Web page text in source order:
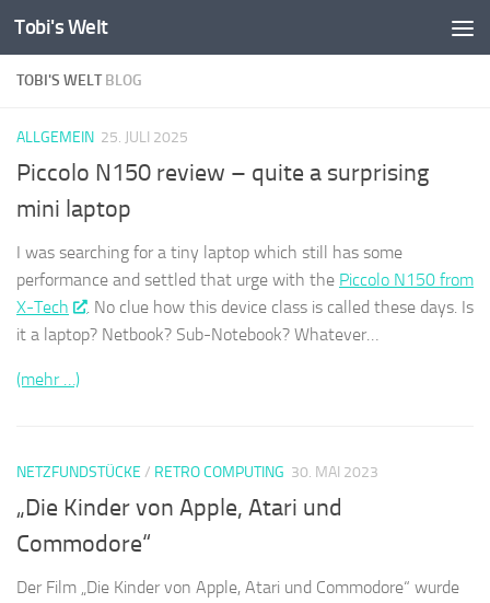
Zum Inhalt springen
Tobi's Welt
TOBI'S WELTBLOG
ALLGEMEIN 25. JULI 2025
Piccolo N150 review – quite a surprising
mini laptop
I was searching for a tiny laptop which still has some
performance and settled that urge with the Piccolo N150 from
X-Tech
. No clue how this device class is called these days. Is
it a laptop? Netbook? Sub-Notebook? Whatever…
(mehr …)
NETZFUNDSTÜCKE / RETRO COMPUTING 30. MAI 2023
„Die Kinder von Apple, Atari und
Commodore“
Der Film „Die Kinder von Apple, Atari und Commodore“ wurde